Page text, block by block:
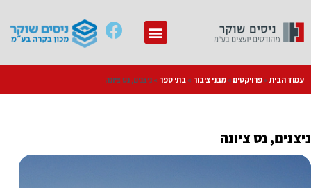
עמוד הבית » פרויקטים » מבני ציבור » בתי ספר » ניצנים, נס ציונה
ניצנים, נס ציונה